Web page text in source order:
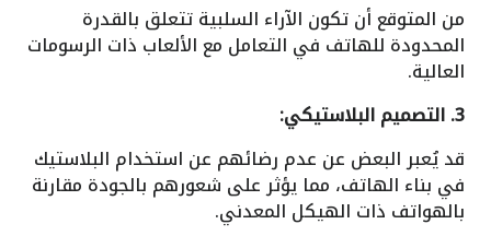
من المتوقع أن تكون الآراء السلبية تتعلق بالقدرة
المحدودة للهاتف في التعامل مع الألعاب ذات الرسومات
العالية.
3. التصميم البلاستيكي:
قد يُعبر البعض عن عدم رضائهم عن استخدام البلاستيك
في بناء الهاتف، مما يؤثر على شعورهم بالجودة مقارنة
بالهواتف ذات الهيكل المعدني.